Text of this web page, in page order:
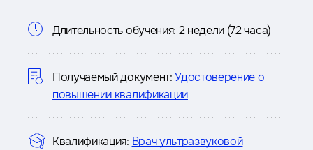
Информация
о
курсе
Длительность обучения: 2 недели (72 часа)
Получаемый документ: Удостоверение о
повышении квалификации
Квалификация: Врач ультразвуковой